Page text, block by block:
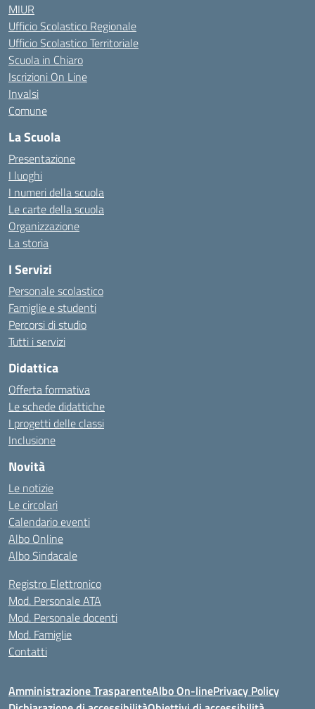
MIUR
Ufficio Scolastico Regionale
Ufficio Scolastico Territoriale
Scuola in Chiaro
Iscrizioni On Line
Invalsi
Comune
La Scuola
Presentazione
I luoghi
I numeri della scuola
Le carte della scuola
Organizzazione
La storia
I Servizi
Personale scolastico
Famiglie e studenti
Percorsi di studio
Tutti i servizi
Didattica
Offerta formativa
Le schede didattiche
I progetti delle classi
Inclusione
Novità
Le notizie
Le circolari
Calendario eventi
Albo Online
Albo Sindacale
Registro Elettronico
Mod. Personale ATA
Mod. Personale docenti
Mod. Famiglie
Contatti
Amministrazione TrasparenteAlbo On-linePrivacy Policy